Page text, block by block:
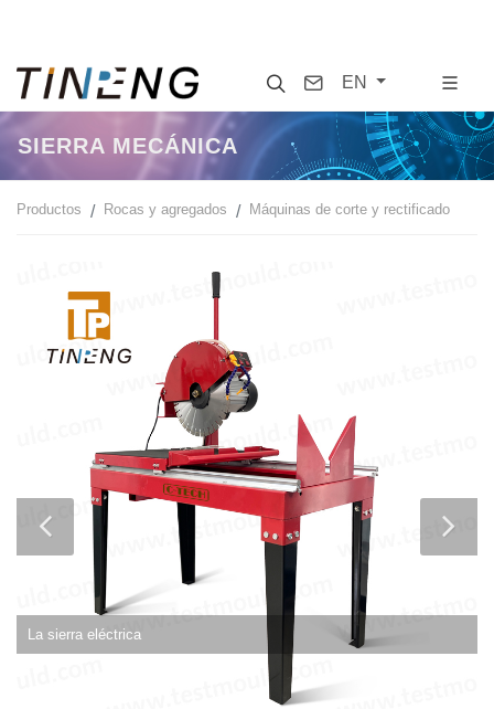
SearchContact
EN
SIERRA MECÁNICA
Productos Rocas y agregados Máquinas de corte y rectificado
La sierra eléctrica